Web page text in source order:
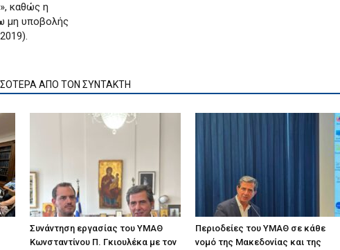
καθώς η
μη υποβολής
ΑΠΟ ΤΟΝ ΣΥΝΤΑΚΤΗ
Συνάντηση εργασίας του ΥΜΑΘ
Κωνσταντίνου Π. Γκιουλέκα με τον
Περιοδείες του ΥΜΑΘ σε κάθε
νομό της Μακεδονίας και της